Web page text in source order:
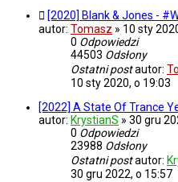
[2020] Blank & Jones -
autor: Tomasz » 10 sty
0 Odpowiedzi
44503 Odsłony
Ostatni postautor:
10 sty 2020, o 19:03
[2022] A State Of Trance
autor: KrystianS » 30 gru
0 Odpowiedzi
23988 Odsłony
Ostatni postautor:
30 gru 2022, o 15:57